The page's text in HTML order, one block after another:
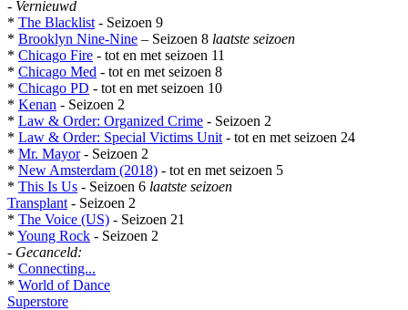
- Vernieuwd
* The Blacklist - Seizoen 9
* Brooklyn Nine-Nine – Seizoen 8 laatste seizoen
* Chicago Fire - tot en met seizoen 11
* Chicago Med - tot en met seizoen 8
* Chicago PD - tot en met seizoen 10
* Kenan - Seizoen 2
* Law & Order: Organized Crime - Seizoen 2
* Law & Order: Special Victims Unit - tot en met seizoen 24
* Mr. Mayor- Seizoen 2
* New Amsterdam (2018) - tot en met seizoen 5
* This Is Us - Seizoen 6 laatste seizoen
Transplant - Seizoen 2
* The Voice (US) - Seizoen 21
* Young Rock - Seizoen 2
- Gecanceld:
* Connecting...
* World of Dance
Superstore